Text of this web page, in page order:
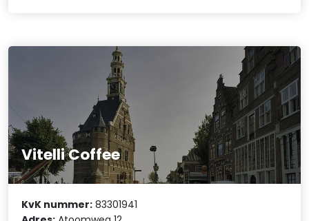
Vitelli Coffee
KvK nummer: 83301941